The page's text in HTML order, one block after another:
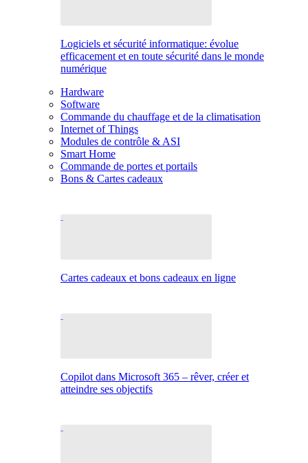
Logiciels et sécurité informatique: évolue
efficacement et en toute sécurité dans le monde
numérique
Hardware
Software
Commande du chauffage et de la climatisation
Internet of Things
Modules de contrôle & ASI
Smart Home
Commande de portes et portails
Bons & Cartes cadeaux
Cartes cadeaux et bons cadeaux en ligne
Copilot dans Microsoft 365 – rêver, créer et
atteindre ses objectifs